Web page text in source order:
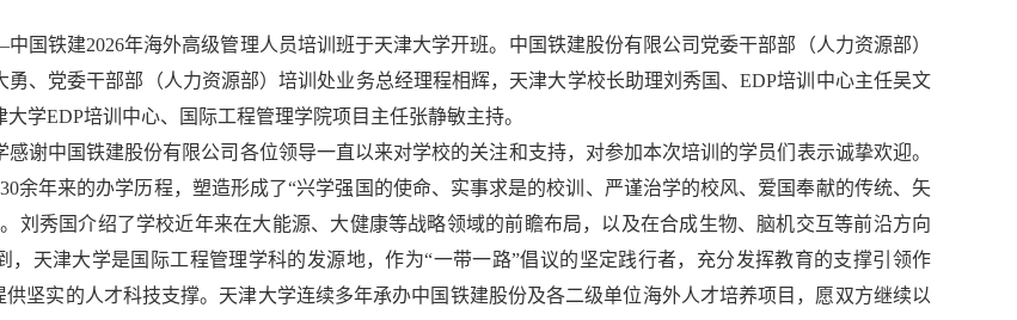
国铁建2026年海外高级管理人员培训班于天津大学开班。中国铁建股份有限公司党委干部部（人力资源部）
勇、党委干部部（人力资源部）培训处业务总经理程相辉，天津大学校长助理刘秀国、EDP培训中心主任吴文
学EDP培训中心、国际工程管理学院项目主任张静敏主持。
感谢中国铁建股份有限公司各位领导一直以来对学校的关注和支持，对参加本次培训的学员们表示诚挚欢迎。
余年来的办学历程，塑造形成了“兴学强国的使命、实事求是的校训、严谨治学的校风、爱国奉献的传统、矢
刘秀国介绍了学校近年来在大能源、大健康等战略领域的前瞻布局，以及在合成生物、脑机交互等前沿方向
，天津大学是国际工程管理学科的发源地，作为“一带一路”倡议的坚定践行者，充分发挥教育的支撑引领作
供坚实的人才科技支撑。天津大学连续多年承办中国铁建股份及各二级单位海外人才培养项目，愿双方继续以